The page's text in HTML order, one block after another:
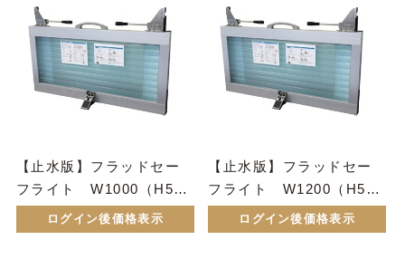
【止水版】フラッドセー
フライト W1000（H50
ログイン後価格表示
【止水版】フラッドセー
フライト W1200（H50
ログイン後価格表示